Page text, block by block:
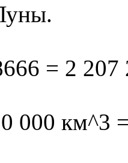
= 2
000 км^3